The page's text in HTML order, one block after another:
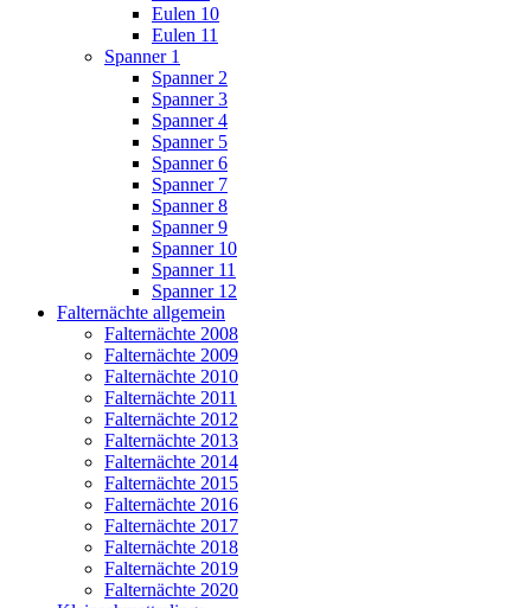
Eulen 10
Eulen 11
Spanner 1
Spanner 2
Spanner 3
Spanner 4
Spanner 5
Spanner 6
Spanner 7
Spanner 8
Spanner 9
Spanner 10
Spanner 11
Spanner 12
Falternächte allgemein
Falternächte 2008
Falternächte 2009
Falternächte 2010
Falternächte 2011
Falternächte 2012
Falternächte 2013
Falternächte 2014
Falternächte 2015
Falternächte 2016
Falternächte 2017
Falternächte 2018
Falternächte 2019
Falternächte 2020